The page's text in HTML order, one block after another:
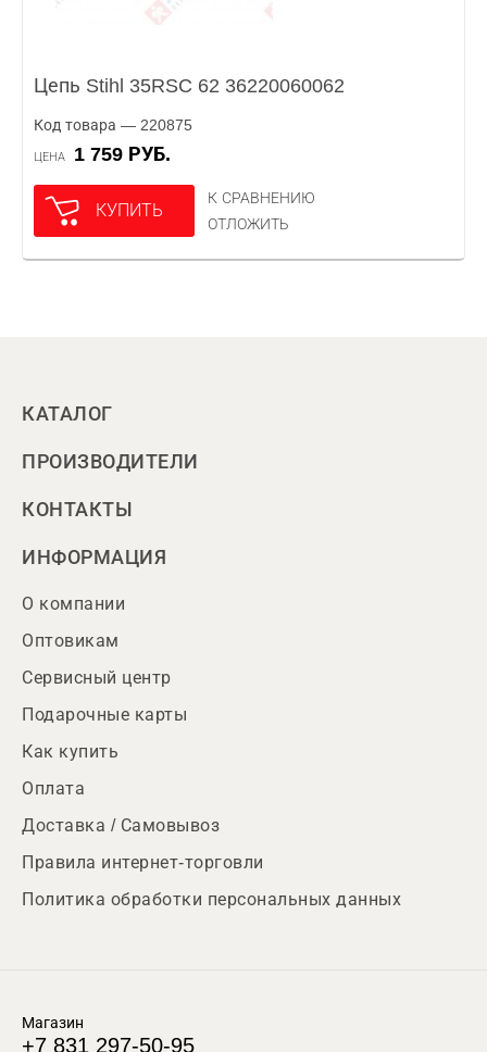
Цепь Stihl 35RSC 62 36220060062
Код товара — 220875
ЦЕНА 1 759 РУБ.
КУПИТЬ
К СРАВНЕНИЮ
ОТЛОЖИТЬ
КАТАЛОГ
ПРОИЗВОДИТЕЛИ
КОНТАКТЫ
ИНФОРМАЦИЯ
О компании
Оптовикам
Сервисный центр
Подарочные карты
Как купить
Оплата
Доставка / Самовывоз
Правила интернет-торговли
Политика обработки персональных данных
Магазин
+7 831 297-50-95